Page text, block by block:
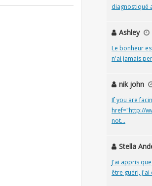
diagnostiqué
Ashley
Le bonheur
n'ai jamais
nik john
If you are
href="http://
not...
Stella
J'ai appris
être guéri, j'ai